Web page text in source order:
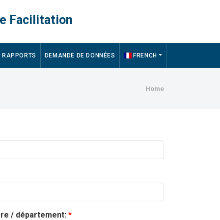
Facilitation
RAPPORTS DEMANDE DE DONNÉES FRENCH
Home
/ département: